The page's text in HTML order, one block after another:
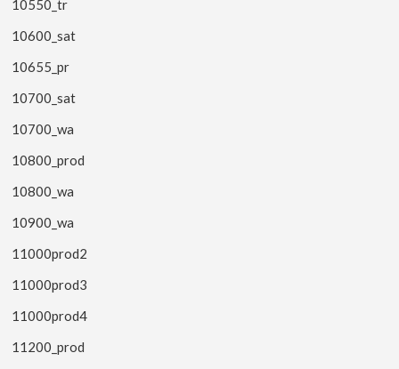
10550_tr
10600_sat
10655_pr
10700_sat
10700_wa
10800_prod
10800_wa
10900_wa
11000prod2
11000prod3
11000prod4
11200_prod